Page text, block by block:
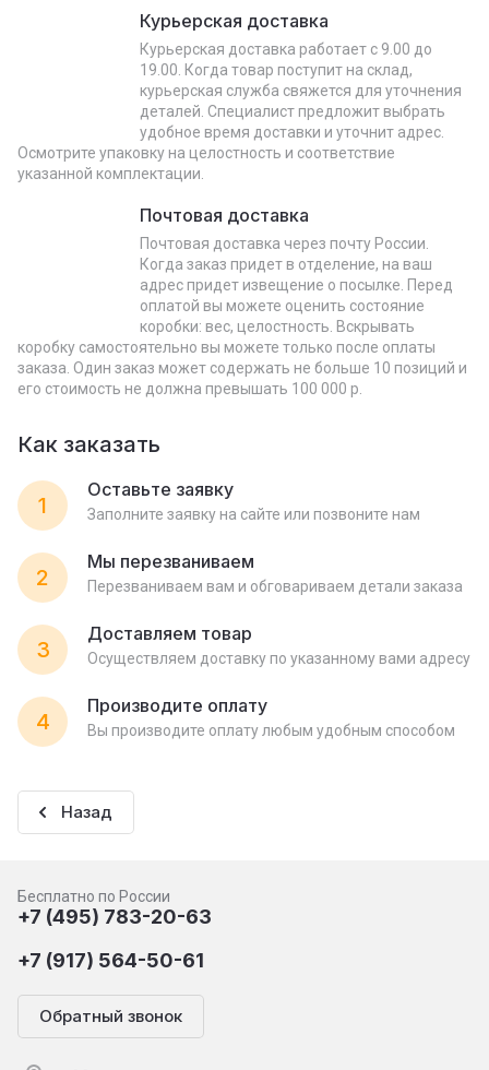
Курьерская доставка
Курьерская доставка работает с 9.00 до
19.00. Когда товар поступит на склад,
курьерская служба свяжется для уточнения
деталей. Специалист предложит выбрать
удобное время доставки и уточнит адрес.
Осмотрите упаковку на целостность и соответствие
указанной комплектации.
Почтовая доставка
Почтовая доставка через почту России.
Когда заказ придет в отделение, на ваш
адрес придет извещение о посылке. Перед
оплатой вы можете оценить состояние
коробки: вес, целостность. Вскрывать
коробку самостоятельно вы можете только после оплаты
заказа. Один заказ может содержать не больше 10 позиций и
его стоимость не должна превышать 100 000 р.
Как заказать
1
Оставьте заявку
Заполните заявку на сайте или позвоните нам
2
Мы перезваниваем
Перезваниваем вам и обговариваем детали заказа
3
Доставляем товар
Осуществляем доставку по указанному вами адресу
4
Производите оплату
Вы производите оплату любым удобным способом
Назад
Бесплатно по России
+7 (495) 783-20-63
+7 (917) 564-50-61
Обратный звонок